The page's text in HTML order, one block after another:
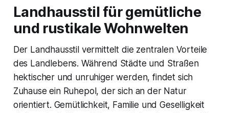
Landhausstil für gemütliche
und rustikale Wohnwelten
Der Landhausstil vermittelt die zentralen Vorteile
des Landlebens. Während Städte und Straßen
hektischer und unruhiger werden, findet sich
Zuhause ein Ruhepol, der sich an der Natur
orientiert. Gemütlichkeit, Familie und Geselligkeit